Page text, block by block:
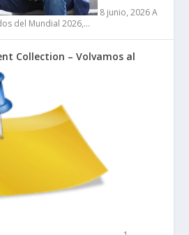
8 junio, 2026 A
del Mundial 2026,…
Collection – Volvamos al